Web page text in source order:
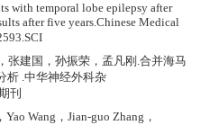
with temporal lobe epilepsy after
after five years.Chinese Medical
张建国，孙振荣，孟凡刚.合并海马
析 .中华神经外科杂
刊
Wang，Jian-guo Zhang，